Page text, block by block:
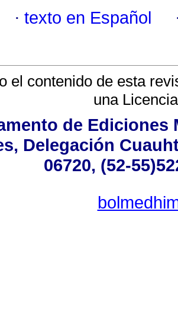
· texto en Español
el contenido de esta
una
de Ediciones
Delegación
06720, (52-